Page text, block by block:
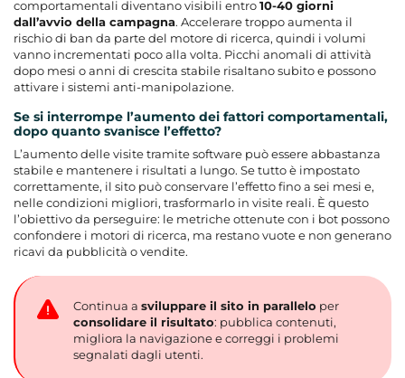
comportamentali diventano visibili entro10-40 giorni
dall’avvio della campagna. Accelerare troppo aumenta il
rischio di ban da parte del motore di ricerca, quindi i volumi
vanno incrementati poco alla volta. Picchi anomali di attività
dopo mesi o anni di crescita stabile risaltano subito e possono
attivare i sistemi anti-manipolazione.
Se si interrompe l’aumento dei fattori comportamentali,
dopo quanto svanisce l’effetto?
L’aumento delle visite tramite software può essere abbastanza
stabile e mantenere i risultati a lungo. Se tutto è impostato
correttamente, il sito può conservare l’effetto fino a sei mesi e,
nelle condizioni migliori, trasformarlo in visite reali. È questo
l’obiettivo da perseguire: le metriche ottenute con i bot possono
confondere i motori di ricerca, ma restano vuote e non generano
ricavi da pubblicità o vendite.
Continua a sviluppare il sito in parallelo per
consolidare il risultato: pubblica contenuti,
migliora la navigazione e correggi i problemi
segnalati dagli utenti.